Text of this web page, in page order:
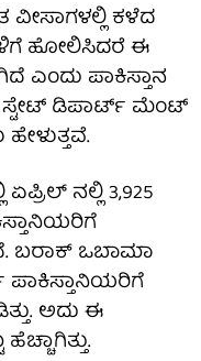
ಕಳೆದ
ಹೋಲಿಸಿದರೆ ಈ
ಎಂದು ಪಾಕಿಸ್ತಾನ
ಡಿಪಾರ್ಟ್ ಮೆಂಟ್
ನಲ್ಲಿ 3,925
ಬರಾಕ್ ಒಬಾಮಾ
ಪಾಕಿಸ್ತಾನಿಯರಿಗೆ
ಅದು ಈ